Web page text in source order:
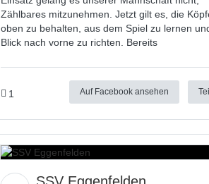
Zählbares mitzunehmen. Jetzt gilt es, die
oben zu behalten, aus dem Spiel zu lernen
Blick nach vorne zu richten. Bereits
1 Auf Facebook ansehen